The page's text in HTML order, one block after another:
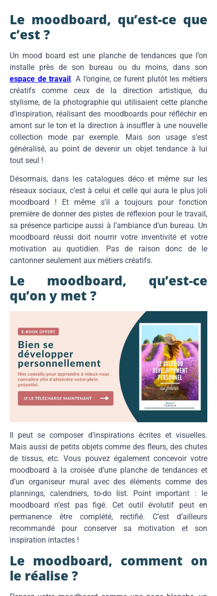
Le moodboard, qu’est-ce que
c’est ?
Un mood board est une planche de tendances que l’on
installe près de son bureau ou du moins, dans son
espace de travail. A l’origine, ce furent plutôt les métiers
créatifs comme ceux de la direction artistique, du
stylisme, de la photographie qui utilisaient cette planche
d’inspiration, réalisant des moodboards pour réfléchir en
amont sur le ton et la direction à insuffler à une nouvelle
collection mode par exemple. Mais son usage s’est
généralisé, au point de devenir un objet tendance à lui
tout seul !
Désormais, dans les catalogues déco et même sur les
réseaux sociaux, c’est à celui et celle qui aura le plus joli
moodboard ! Et même s’il a toujours pour fonction
première de donner des pistes de réflexion pour le travail,
sa présence participe aussi à l’ambiance d’un bureau. Un
moodboard réussi doit nourrir votre inventivité et votre
motivation au quotidien. Pas de raison donc de le
cantonner seulement aux métiers créatifs.
Le moodboard, qu’est-ce
qu’on y met ?
Il peut se composer d’inspirations écrites et visuelles.
Mais aussi de petits objets comme des fleurs, des chutes
de tissus, etc. Vous pouvez également concevoir votre
moodboard à la croisée d’une planche de tendances et
d’un organiseur mural avec des éléments comme des
plannings, calendriers, to-do list. Point important : le
moodboard n’est pas figé. Cet outil évolutif peut en
permanence être complété, rectifié. C’est d’ailleurs
recommandé pour conserver sa motivation et son
inspiration intactes !
Le moodboard, comment on
le réalise ?